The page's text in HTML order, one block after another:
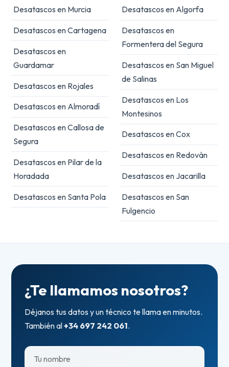
Desatascos en Murcia
Desatascos en Cartagena
Desatascos en
Guardamar
Desatascos en Rojales
Desatascos en Almoradí
Desatascos en Callosa de
Segura
Desatascos en Pilar de la
Horadada
Desatascos en Santa Pola
Desatascos en Algorfa
Desatascos en
Formentera del Segura
Desatascos en San Miguel
de Salinas
Desatascos en Los
Montesinos
Desatascos en Cox
Desatascos en Redován
Desatascos en Jacarilla
Desatascos en San
Fulgencio
¿Te llamamos nosotros?
Déjanos tus datos y un técnico te llama en minutos.
También al+34 697 242 061.